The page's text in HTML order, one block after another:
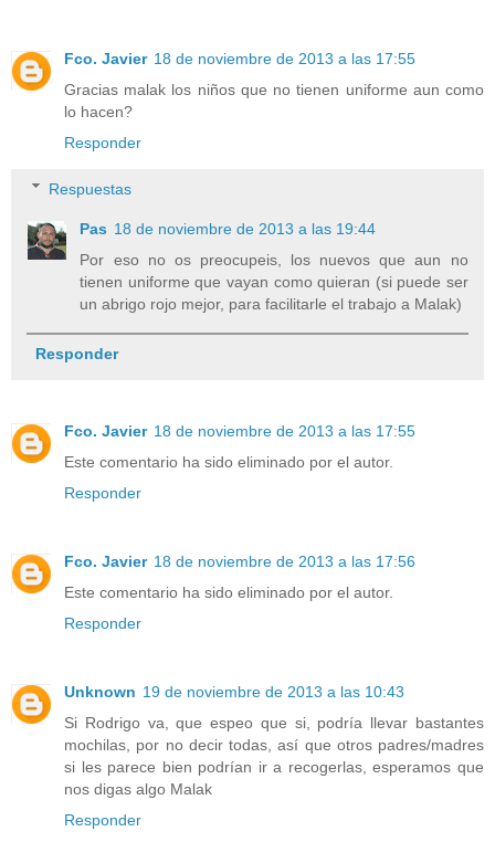
Fco. Javier 18 de noviembre de 2013 a las 17:55
Gracias malak los niños que no tienen uniforme aun como
lo hacen?
Responder
Respuestas
Pas 18 de noviembre de 2013 a las 19:44
Por eso no os preocupeis, los nuevos que aun no
tienen uniforme que vayan como quieran (si puede ser
un abrigo rojo mejor, para facilitarle el trabajo a Malak)
Responder
Fco. Javier 18 de noviembre de 2013 a las 17:55
Este comentario ha sido eliminado por el autor.
Responder
Fco. Javier 18 de noviembre de 2013 a las 17:56
Este comentario ha sido eliminado por el autor.
Responder
Unknown 19 de noviembre de 2013 a las 10:43
Si Rodrigo va, que espeo que si, podría llevar bastantes
mochilas, por no decir todas, así que otros padres/madres
si les parece bien podrían ir a recogerlas, esperamos que
nos digas algo Malak
Responder